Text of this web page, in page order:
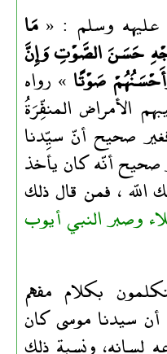
عليهه وسلم : «مَا
حَسَنَ الصَّوْتِ وَإِنَّ
صَوْتًا » رواه
اﻷمراض المنفِّرَةُ
صحيح أنّ سيِّدنا
أنّه كان يأخذ
اللّه ، فمن قال ذلك
وصبر النبي أيوب
بكلام مفهم
سيدنا موسى كان
لسانه، ونسبة ذلك